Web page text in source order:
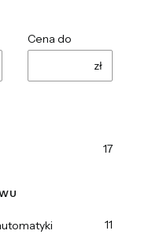
Cena do
zł
17
11